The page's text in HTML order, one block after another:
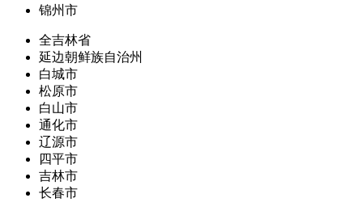
锦州市
全吉林省
延边朝鲜族自治州
白城市
松原市
白山市
通化市
辽源市
四平市
吉林市
长春市